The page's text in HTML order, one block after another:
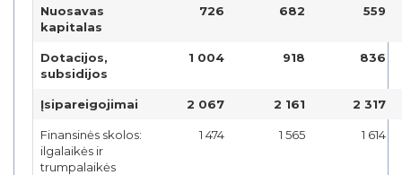
Nuosavas
kapitalas
726 682 559
Dotacijos,
subsidijos
1 004 918 836
Įsipareigojimai 2 067 2 161 2 317
Finansinės skolos:
ilgalaikės ir
trumpalaikės
1 474 1 565 1 614